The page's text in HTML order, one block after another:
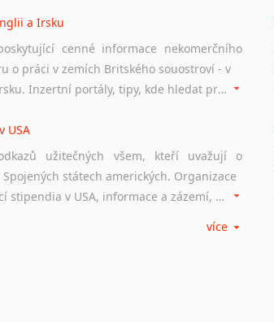
a Irsku
cenné informace nekomerčního
o práci v zemích Britského souostroví - v
Anglii a Irsku. Inzertní portály, tipy, kde hledat práci na internetu případně osobní zkušenosti ostatních.
USA
užitečných všem, kteří uvažují o
státech amerických. Organizace
poskytující stipendia v USA, informace a zázemí, univerzity i zkušenosti studentů.
více